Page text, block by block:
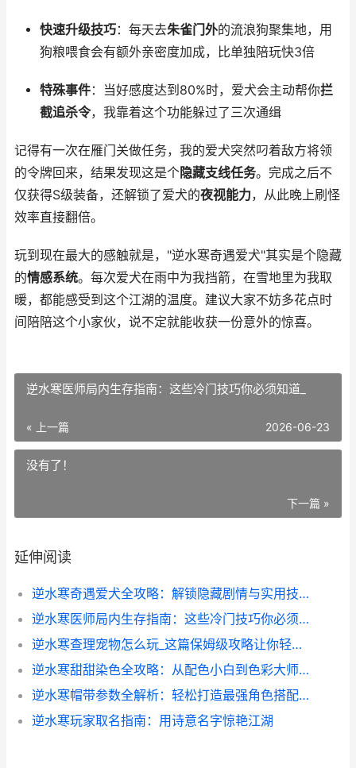
快速升级技巧：每天去朱雀门外的流浪狗聚集地，用
狗粮喂食会有额外亲密度加成，比单独陪玩快3倍
特殊事件：当好感度达到80%时，爱犬会主动帮你拦
截追杀令，我靠着这个功能躲过了三次通缉
记得有一次在雁门关做任务，我的爱犬突然叼着敌方将领
的令牌回来，结果发现这是个隐藏支线任务。完成之后不
仅获得S级装备，还解锁了爱犬的夜视能力，从此晚上刷怪
效率直接翻倍。
玩到现在最大的感触就是，"逆水寒奇遇爱犬"其实是个隐藏
的情感系统。每次爱犬在雨中为我挡箭，在雪地里为我取
暖，都能感受到这个江湖的温度。建议大家不妨多花点时
间陪陪这个小家伙，说不定就能收获一份意外的惊喜。
逆水寒医师局内生存指南：这些冷门技巧你必须知道_
« 上一篇 2026-06-23
没有了！
下一篇 »
延伸阅读
逆水寒奇遇爱犬全攻略：解锁隐藏剧情与实用技巧
逆水寒医师局内生存指南：这些冷门技巧你必须知道_
逆水寒查理宠物怎么玩_这篇保姆级攻略让你轻松拿捏战斗核心
逆水寒甜甜染色全攻略：从配色小白到色彩大师的秘密
逆水寒帽带参数全解析：轻松打造最强角色搭配秘籍
逆水寒玩家取名指南：用诗意名字惊艳江湖